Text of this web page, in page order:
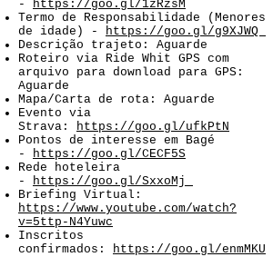
- https://goo.gl/1zRzsM
Termo de Responsabilidade (Menores
de idade) - https://goo.gl/g9XJWQ
Descrição trajeto: Aguarde
​Roteiro via Ride Whit GPS com
arquivo para download para GPS:
Aguarde
Mapa/Carta de rota: Aguarde
Evento via
Strava: https://goo.gl/ufkPtN
Pontos de interesse em Bagé
- https://goo.gl/CECF5S
Rede hoteleira
- https://goo.gl/SxxoMj
Briefing Virtual:
https://www.youtube.com/watch?
v=5ttp-N4Yuwc
Inscritos
confirmados: https://goo.gl/enmMKU